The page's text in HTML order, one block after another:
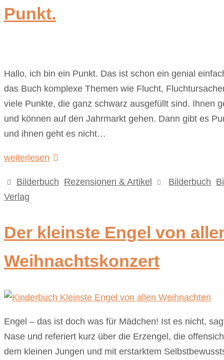
Punkt.
Hallo, ich bin ein Punkt. Das ist schon ein genial
das Buch komplexe Themen wie Flucht,
viele Punkte, die ganz schwarz ausgefüllt sind. Ihnen
und können auf den Jahrmarkt gehen. Dann gibt es
und ihnen geht es nicht…
weiterlesen
Bilderbuch Rezensionen & Artikel Bilderbuch
Verlag
Der kleinste Engel von
Weihnachtskonzert
Engel – das ist doch was für Mädchen! Ist es nicht,
Nase und referiert kurz über die Erzengel, die
dem kleinen Jungen und mit erstarktem